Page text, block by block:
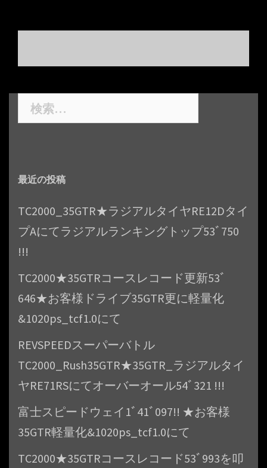
投
ナ
ビ
シ
ョ
ン
索:
最近の投稿
TC2000_35GTR★ラジアルタイヤRE12Dタイ
プAにてラジアルランキングトップ53ﾞ750
!!!
TC2000★35GTRコースレコード更新53ﾞ
646★お客様ドライブ35GTR更に軽量化
&1020ps_tcf1.0にて
REVSPEEDスーパーバトル
TC2000_Rush35GTR★35GTR_ラジアルタイ
ヤRE71RSにてオーバーオール54ﾞ321 !!!
富士スピードウェイ1ﾞ41ﾞ097!! ★お客様
35GTR軽量化&1020ps_tcf1.0にて
TC2000★35GTRコースレコード53ﾞ993を叩